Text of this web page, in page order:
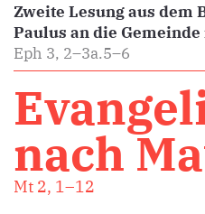
Zweite Lesung aus dem
Paulus an die Gemeinde
Eph 3, 2–3a.5–6
nach
Mt 2, 1–12